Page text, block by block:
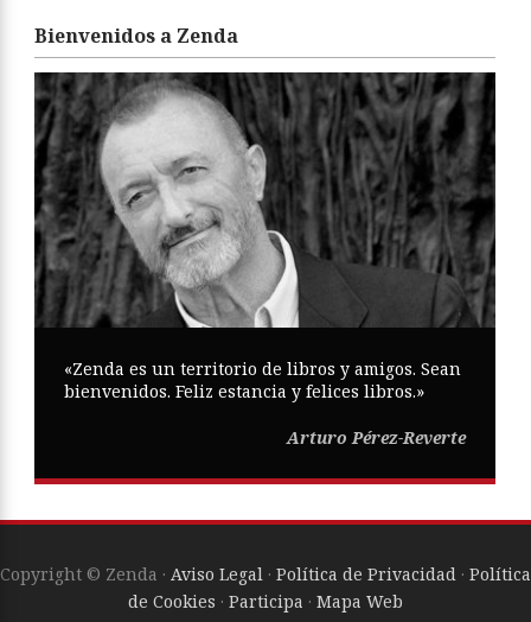
Bienvenidos a Zenda
«Zenda es un territorio de libros y amigos. Sean
bienvenidos. Feliz estancia y felices libros.»
Arturo Pérez-Reverte
Copyright © Zenda · Aviso Legal · Política de Privacidad · Política
de Cookies · Participa · Mapa Web